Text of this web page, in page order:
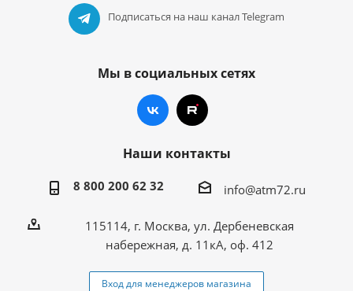
Подписаться на наш канал Telegram
Мы в социальных сетях
Наши контакты
8 800 200 62 32 info@atm72.ru
115114, г. Москва, ул. Дербеневская
набережная, д. 11кА, оф. 412
Вход для менеджеров магазина